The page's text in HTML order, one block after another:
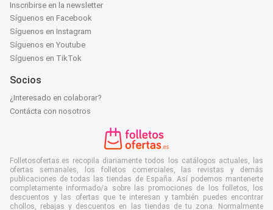
Inscribirse en la newsletter
Síguenos en Facebook
Síguenos en Instagram
Síguenos en Youtube
Síguenos en TikTok
Socios
¿Interesado en colaborar?
Contácta con nosotros
Folletosofertas.es recopila diariamente todos los catálogos actuales, las
ofertas semanales, los folletos comerciales, las revistas y demás
publicaciones de todas las tiendas de España. Así podemos mantenerte
completamente informado/a sobre las promociones de los folletos, los
descuentos y las ofertas que te interesan y también puedes encontrar
chollos, rebajas y descuentos en las tiendas de tu zona. Normalmente